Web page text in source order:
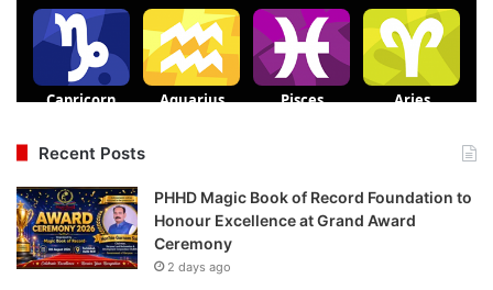
Recent Posts
PHHD Magic Book of Record Foundation to
Honour Excellence at Grand Award
Ceremony
2 days ago